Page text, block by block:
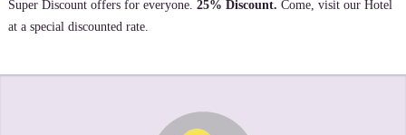
Super Discount offers for everyone. 25% Discount. Come, visit our Hotel
at a special discounted rate.